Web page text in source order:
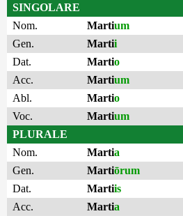
SINGOLARE
Nom.
Martium
Gen.
Martii
Dat.
Martio
Acc.
Martium
Abl.
Martio
Voc.
Martium
PLURALE
Nom.
Martia
Gen.
Martiōrum
Dat.
Martiis
Acc.
Martia